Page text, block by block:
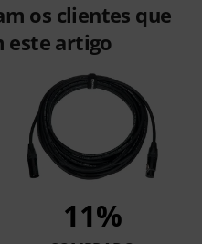
os clientes que
este artigo
11%